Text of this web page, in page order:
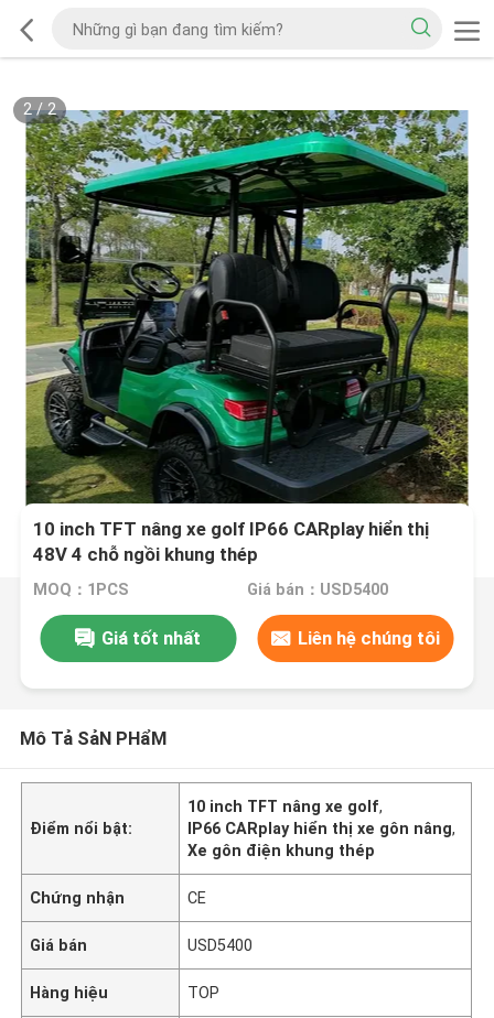
2/2
10 inch TFT nâng xe golf IP66 CARplay hiển thị
48V 4 chỗ ngồi khung thép
MOQ：1PCS Giá bán：USD5400
Giá tốt nhất Liên hệ chúng tôi
Mô Tả SảN PHẩM
Điểm nổi bật:
10 inch TFT nâng xe golf,
IP66 CARplay hiển thị xe gôn nâng,
Xe gôn điện khung thép
Chứng nhận CE
Giá bán USD5400
Hàng hiệu TOP